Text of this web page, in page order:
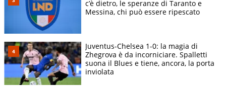
c’è dietro, le speranze di Taranto e
Messina, chi può essere ripescato
Juventus-Chelsea 1-0: la magia di
Zhegrova è da incorniciare. Spalletti
suona il Blues e tiene, ancora, la porta
inviolata